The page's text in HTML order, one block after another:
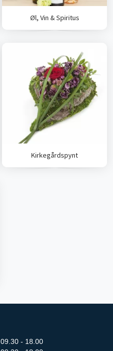
Øl, Vin & Spiritus
Kirkegårdspynt
09.30 - 18.00